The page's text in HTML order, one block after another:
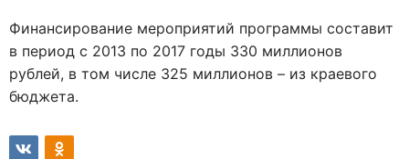
Финансирование мероприятий программы составит
в период с 2013 по 2017 годы 330 миллионов
рублей, в том числе 325 миллионов – из краевого
бюджета.